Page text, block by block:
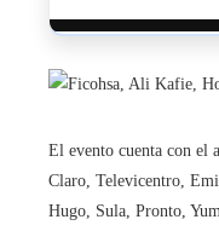
El evento cuenta con el
Claro, Televicentro,
Hugo, Sula, Pronto,